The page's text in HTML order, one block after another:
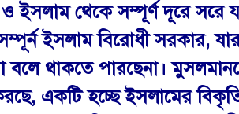
থেকে সম্পূর্ণ দূরে সরে
ইসলাম বিরোধী সরকার,
বলে থাকতে পারছেনা।
একটি হচ্ছে ইসলামের